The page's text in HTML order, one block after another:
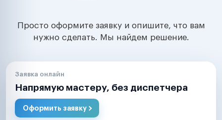
Просто оформите заявку и опишите, что вам
нужно сделать. Мы найдем решение.
Заявка онлайн
Напрямую мастеру, без диспетчера
Оформить заявку